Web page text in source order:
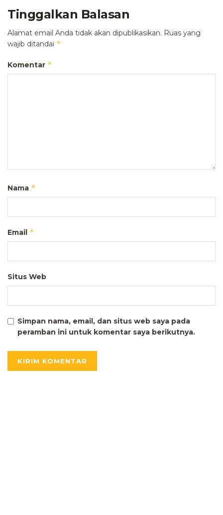
Tinggalkan Balasan
Alamat email Anda tidak akan dipublikasikan. Ruas yang
wajib ditandai *
Komentar *
Nama *
Email *
Situs Web
Simpan nama, email, dan situs web saya pada
peramban ini untuk komentar saya berikutnya.